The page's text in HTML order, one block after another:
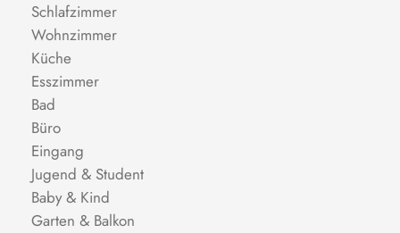
Schlafzimmer
Wohnzimmer
Küche
Esszimmer
Bad
Büro
Eingang
Jugend & Student
Baby & Kind
Garten & Balkon